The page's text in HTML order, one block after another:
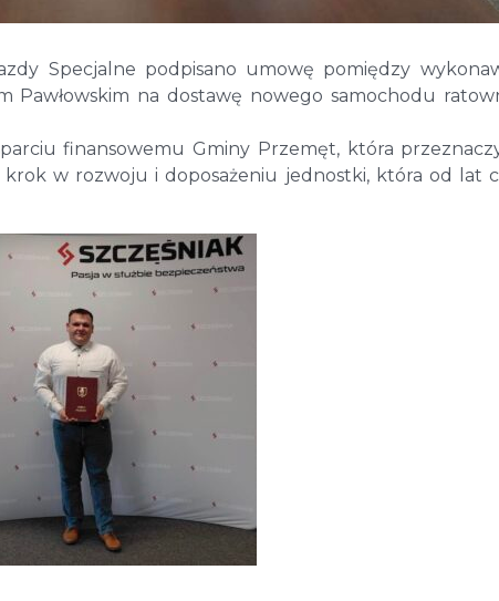
Specjalne podpisano umowę pomiędzy
Pawłowskim na dostawę nowego samochodu
finansowemu Gminy Przemęt, która
w rozwoju i doposażeniu jednostki, która od lat